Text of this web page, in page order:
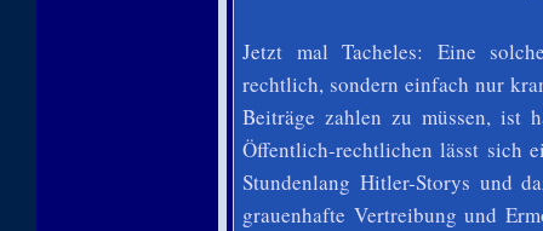
Jetzt mal Tacheles: Eine
rechtlich, sondern einfach nur
Beiträge zahlen zu müssen, ist
Öffentlich-rechtlichen lässt sich
Stundenlang Hitler-Storys und
grauenhafte Vertreibung und